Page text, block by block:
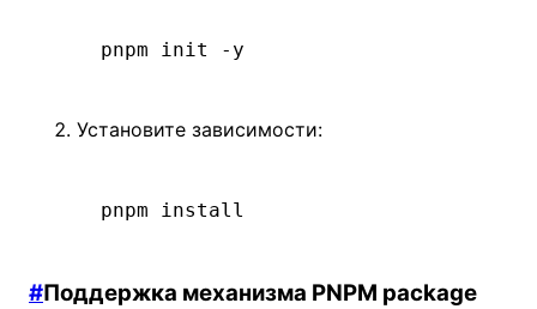
pnpm init -y
Установите зависимости:
pnpm install
#Поддержка механизма PNPM package